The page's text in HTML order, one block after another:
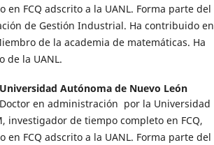
en FCQ adscrito a la UANL. Forma parte del
de Gestión Industrial. Ha contribuido en
de la academia de matemáticas. Ha
de la UANL.
Universidad Autónoma de Nuevo León
en administración por la Universidad
investigador de tiempo completo en FCQ,
en FCQ adscrito a la UANL. Forma parte del